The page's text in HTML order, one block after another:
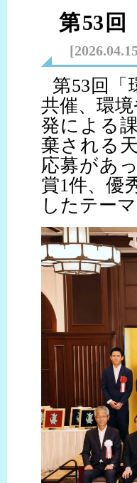
第53回
第53回「
共催、環
発による
棄される
応募があ
賞1件、優
したテー